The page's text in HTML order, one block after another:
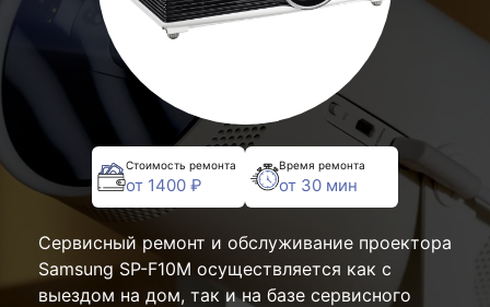
Стоимость ремонта
от 1400 ₽
Время ремонта
от 30 мин
Сервисный ремонт и обслуживание проектора
Samsung SP-F10M осуществляется как с
выездом на дом, так и на базе сервисного